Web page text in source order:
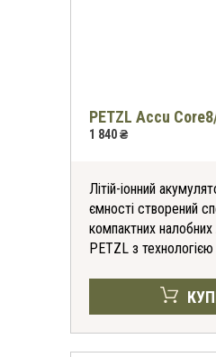
PETZL Accu
1 840 ₴
Літій-іонний
ємності створений
компактних налобних
PETZL з